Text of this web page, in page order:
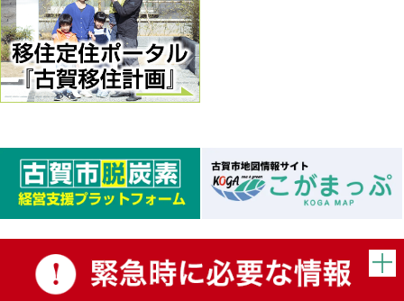
④アンケート用紙
※ふくおか電子申請から申請
される方は、設問に含まれる
ため、
提出不要です。